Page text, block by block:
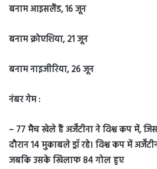
बनाम आइसलैंड, 16 जून
बनाम क्रोएशिया, 21 जून
बनाम नाइजीरिया, 26 जून
नंबर गेम :
– 77 मैच खेले हैं अर्जेंटीना ने विश्व कप में,
दौरान 14 मुकाबले ड्रॉ रहे। विश्व कप में
जबकि उसके खिलाफ 84 गोल हुए